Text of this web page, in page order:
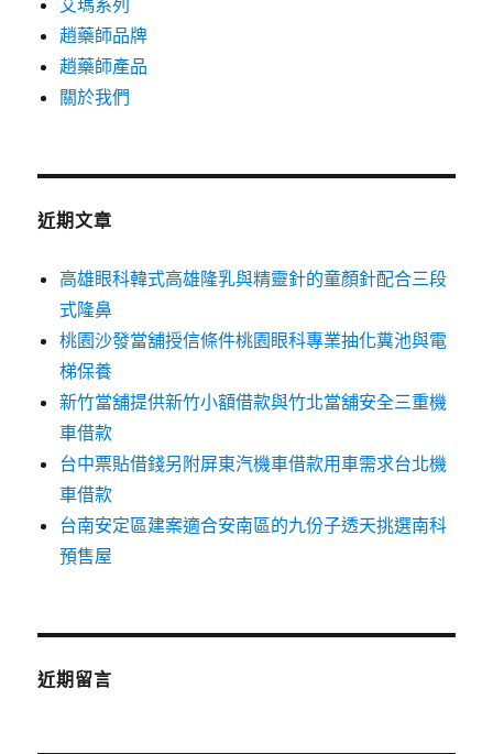
艾瑪系列
趙藥師品牌
趙藥師產品
關於我們
近期文章
高雄眼科韓式高雄隆乳與精靈針的童顏針配合三段
式隆鼻
桃園沙發當舖授信條件桃園眼科專業抽化糞池與電
梯保養
新竹當舖提供新竹小額借款與竹北當舖安全三重機
車借款
台中票貼借錢另附屏東汽機車借款用車需求台北機
車借款
台南安定區建案適合安南區的九份子透天挑選南科
預售屋
近期留言